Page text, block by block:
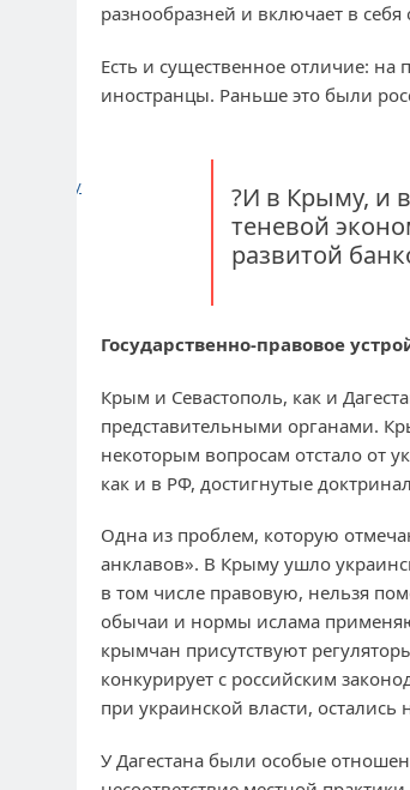
разнообразней и включает в
Есть и существенное отличие: на
иностранцы. Раньше это были
цитату
?И в Крыму, и
теневой
развитой
Государственно-правовое
Крым и Севастополь, как и
представительными органами.
некоторым вопросам отстало от
как и в РФ, достигнутые
Одна из проблем, которую
анклавов». В Крыму ушло
в том числе правовую, нельзя
обычаи и нормы ислама
крымчан присутствуют
конкурирует с российским
при украинской власти, остались
У Дагестана были особые